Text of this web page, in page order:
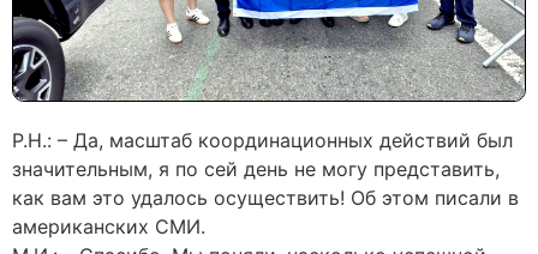
Р.Н.: – Да, масштаб координационных действий был
значительным, я по сей день не могу представить,
как вам это удалось осуществить! Об этом писали в
американских СМИ.